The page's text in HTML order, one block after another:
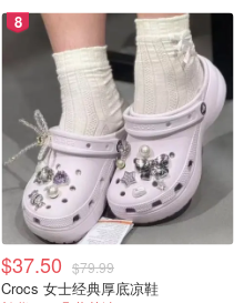
8
$37.50 $79.99
Crocs 女士经典厚底凉鞋